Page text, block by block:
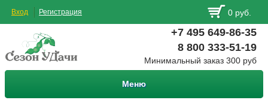
Вход Регистрация 0 руб.
+7 495 649-86-35
8 800 333-51-19
Минимальный заказ 300 руб
Меню